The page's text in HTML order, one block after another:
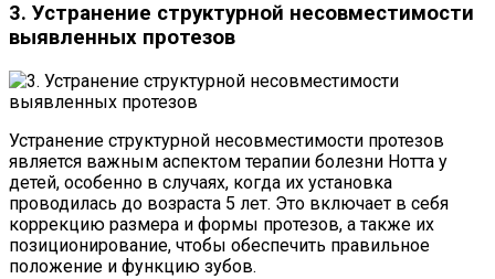
3. Устранение структурной несовместимости
выявленных протезов
Устранение структурной несовместимости протезов
является важным аспектом терапии болезни Нотта у
детей, особенно в случаях, когда их установка
проводилась до возраста 5 лет. Это включает в себя
коррекцию размера и формы протезов, а также их
позиционирование, чтобы обеспечить правильное
положение и функцию зубов.